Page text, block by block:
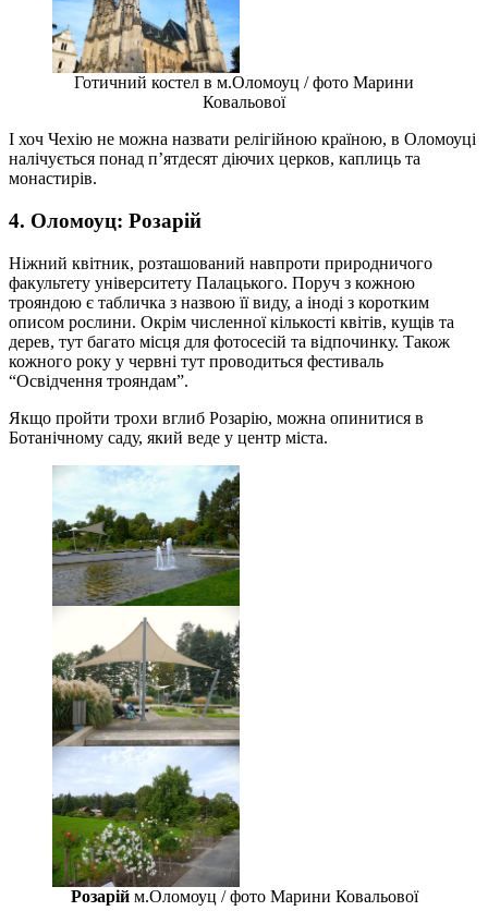
Готичний костел в м.Оломоуц / фото Марини
Ковальової
І хоч Чехію не можна назвати релігійною країною, в Оломоуці
налічується понад п’ятдесят діючих церков, каплиць та
монастирів.
4. Оломоуц: Розарій
Ніжний квітник, розташований навпроти природничого
факультету університету Палацького. Поруч з кожною
трояндою є табличка з назвою її виду, а іноді з коротким
описом рослини. Окрім численної кількості квітів, кущів та
дерев, тут багато місця для фотосесій та відпочинку. Також
кожного року у червні тут проводиться фестиваль
“Освідчення трояндам”.
Якщо пройти трохи вглиб Розарію, можна опинитися в
Ботанічному саду, який веде у центр міста.
Розарійм.Оломоуц / фото Марини Ковальової